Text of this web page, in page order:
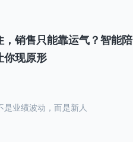
，销售只能靠运气？智能陪
你现原形
是业绩波动，而是新人